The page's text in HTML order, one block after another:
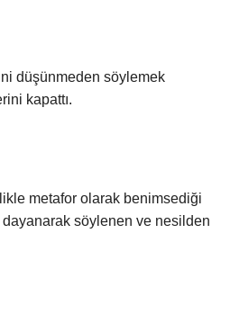
düşünmeden söylemek
kapattı.
metafor olarak benimsediği
söylenen ve nesilden